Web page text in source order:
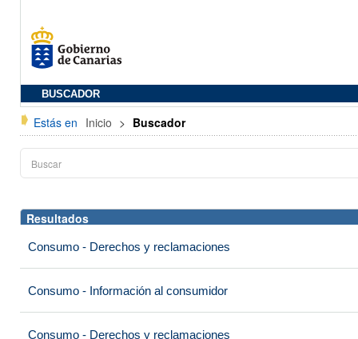
BUSCADOR
Estás en Inicio > Buscador
Resultados
Consumo - Derechos y reclamaciones
Consumo - Información al consumidor
Consumo - Derechos y reclamaciones